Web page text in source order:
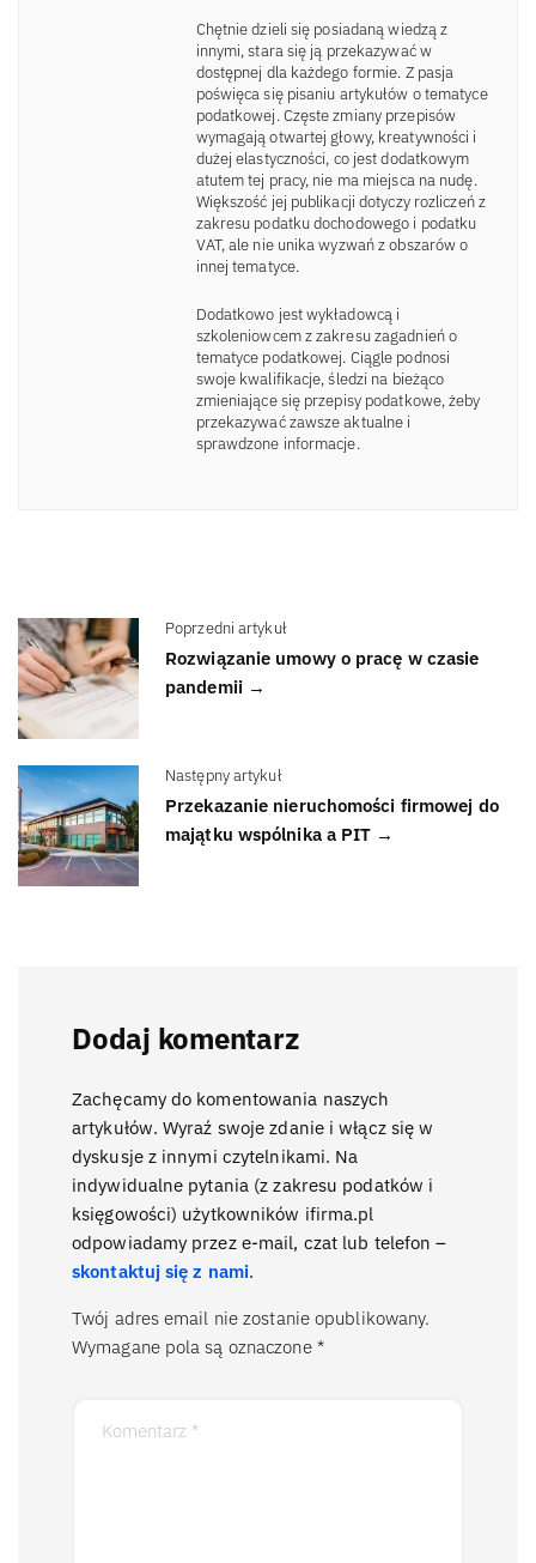
Chętnie dzieli się posiadaną wiedzą z
innymi, stara się ją przekazywać w
dostępnej dla każdego formie. Z pasja
poświęca się pisaniu artykułów o tematyce
podatkowej. Częste zmiany przepisów
wymagają otwartej głowy, kreatywności i
dużej elastyczności, co jest dodatkowym
atutem tej pracy, nie ma miejsca na nudę.
Większość jej publikacji dotyczy rozliczeń z
zakresu podatku dochodowego i podatku
VAT, ale nie unika wyzwań z obszarów o
innej tematyce.
Dodatkowo jest wykładowcą i
szkoleniowcem z zakresu zagadnień o
tematyce podatkowej. Ciągle podnosi
swoje kwalifikacje, śledzi na bieżąco
zmieniające się przepisy podatkowe, żeby
przekazywać zawsze aktualne i
sprawdzone informacje.
Poprzedni artykuł
Rozwiązanie umowy o pracę w czasie
pandemii →
Następny artykuł
Przekazanie nieruchomości firmowej do
majątku wspólnika a PIT →
Dodaj komentarz
Zachęcamy do komentowania naszych
artykułów. Wyraź swoje zdanie i włącz się w
dyskusje z innymi czytelnikami. Na
indywidualne pytania (z zakresu podatków i
księgowości) użytkowników ifirma.pl
odpowiadamy przez e-mail, czat lub telefon –
skontaktuj się z nami.
Twój adres email nie zostanie opublikowany.
Wymagane pola są oznaczone *